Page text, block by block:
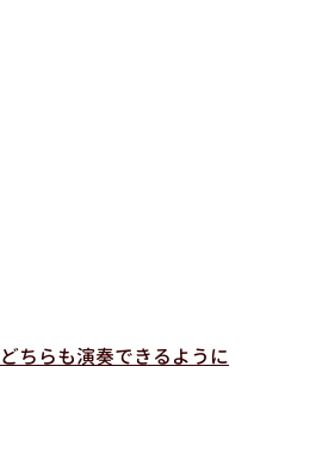
ちらも演奏できるように